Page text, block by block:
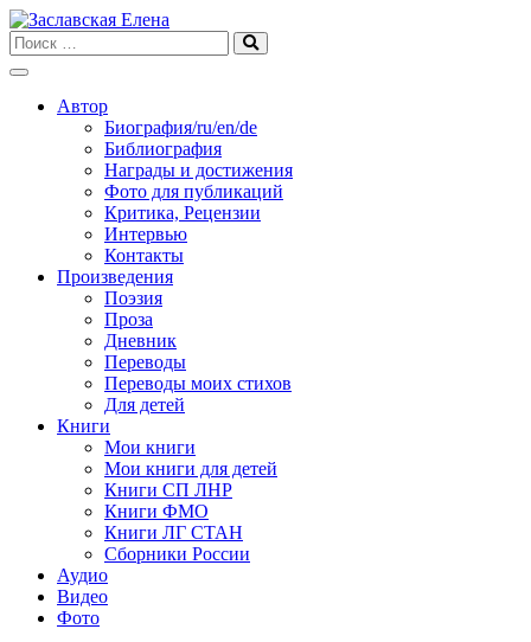
Skip
to
content
Автор
Биография/ru/en/de
Библиография
Награды и достижения
Фото для публикаций
Критика, Рецензии
Интервью
Контакты
Произведения
Поэзия
Проза
Дневник
Переводы
Переводы моих стихов
Для детей
Книги
Мои книги
Мои книги для детей
Книги СП ЛНР
Книги ФМО
Книги ЛГ СТАН
Сборники России
Аудио
Видео
Фото